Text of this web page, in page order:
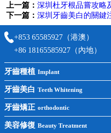
上一篇：深圳杜牙根品嘗攻略
下一篇：深圳牙齒美白的關鍵
+853 65585927（港澳）
+86 18165585927（內地）
牙齒種植 Implant
前牙種植
後牙種植
單顆種植
牙齒美白 Teeth Whitening
冷光美白
洗牙
牙齒矯正 orthodontic
牙齒矯正
美容修復 Beauty Treatment